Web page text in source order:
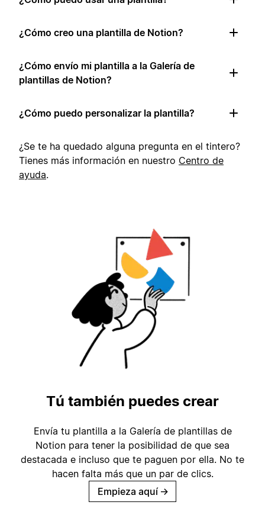
¿Cómo creo una plantilla de Notion?
¿Cómo envío mi plantilla a la Galería de
plantillas de Notion?
¿Cómo puedo personalizar la plantilla?
¿Se te ha quedado alguna pregunta en el tintero?
Tienes más información en nuestro Centro de
ayuda.
Tú también puedes crear
Envía tu plantilla a la Galería de plantillas de
Notion para tener la posibilidad de que sea
destacada e incluso que te paguen por ella. No te
hacen falta más que un par de clics.
Empieza aquí →